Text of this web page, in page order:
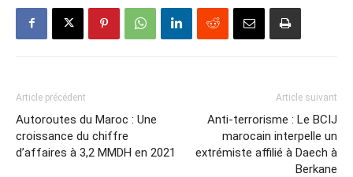
Article précédent
Autoroutes du Maroc : Une
croissance du chiffre
d’affaires à 3,2 MMDH en 2021
Article suivant
Anti-terrorisme : Le BCIJ
marocain interpelle un
extrémiste affilié à Daech à
Berkane